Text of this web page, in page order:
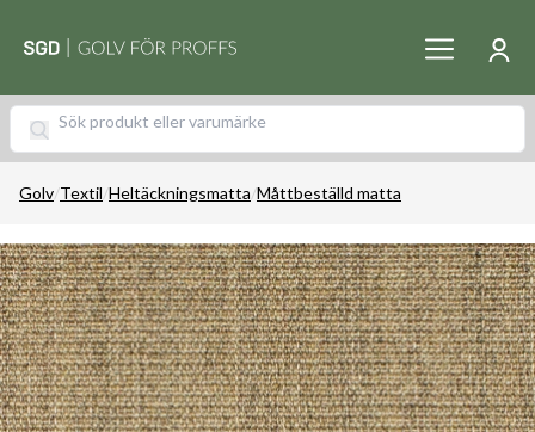
Golv/Textil/Heltäckningsmatta/Måttbeställd matta